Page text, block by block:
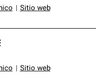
Sitio web
Sitio web